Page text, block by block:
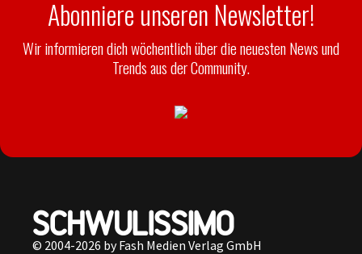
Abonniere unseren Newsletter!
Wir informieren dich wöchentlich über die neuesten News und
Trends aus der Community.
© 2004-2026 by Fash Medien Verlag GmbH